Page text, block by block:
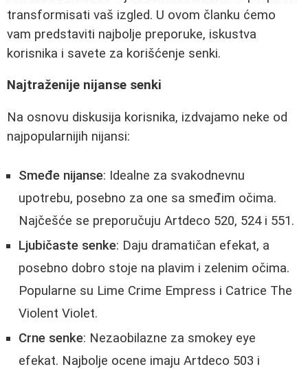
transformisati vaš izgled. U ovom članku ćemo
vam predstaviti najbolje preporuke, iskustva
korisnika i savete za korišćenje senki.
Najtraženije nijanse senki
Na osnovu diskusija korisnika, izdvajamo neke od
najpopularnijih nijansi:
Smeđe nijanse: Idealne za svakodnevnu
upotrebu, posebno za one sa smeđim očima.
Najčešće se preporučuju Artdeco 520, 524 i 551.
Ljubičaste senke: Daju dramatičan efekat, a
posebno dobro stoje na plavim i zelenim očima.
Popularne su Lime Crime Empress i Catrice The
Violent Violet.
Crne senke: Nezaobilazne za smokey eye
efekat. Najbolje ocene imaju Artdeco 503 i